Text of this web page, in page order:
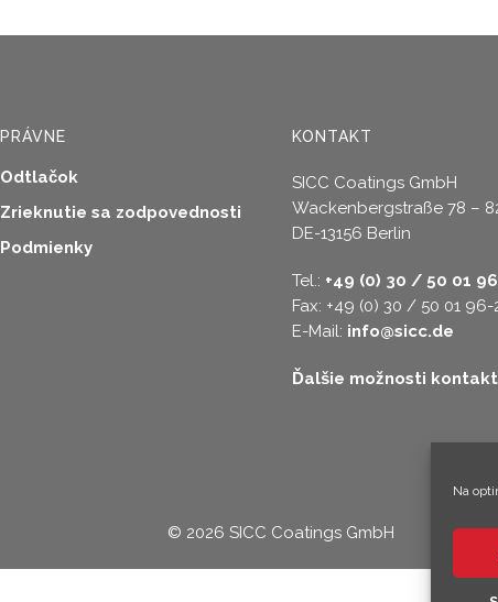
Na
PRÁVNE
Odtlačok
Zrieknutie sa zodpovednosti
Podmienky
KONTAKT
SICC Coatings GmbH
Wackenbergstraße 78 –
DE-13156 Berlin
Tel.: +49 (0) 30 / 50 01
Fax: +49 (0) 30 / 50 01 96-
E-Mail: info@sicc.de
Ďalšie možnosti
© 2026 SICC Coatings GmbH